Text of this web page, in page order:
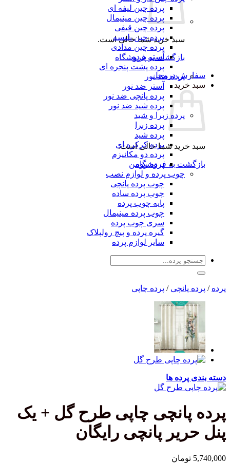
سبد خرید شما خالی است.
بازگشت به فروشگاه
سفارش درمحل
سبد خرید
سبد خرید شما خالی است.
بازگشت به فروشگاه
پرده چین لیفه ای
پرده چین مینیمال
پرده چین قیفی
پرده چین پلیسه
پرده چین مدادی
آستر پرده
پرده پشت پنجره ای
پرده ضد نور
آستر ضد نور
پرده پانچی ضد نور
پرده شید ضد نور
پرده زبرا و شید
پرده زبرا
پرده شید
پرده کرکره ای
پرده دو مکانیزم
پرده رومن
چوب پرده و لوازم نصب
چوب پرده پانچی
چوب پرده ساده
پایه چوب پرده
چوب پرده مینیمال
سری چوب پرده
گیره پرده و پیچ رولپلاک
سایر لوازم پرده
جستجو
پرده / پرده پانچی / پرده چاپی
دسته بندی پرده ها
پرده پانچی چاپی طرح گل + یک
پنل حریر پانچی رایگان
5,740,000 تومان